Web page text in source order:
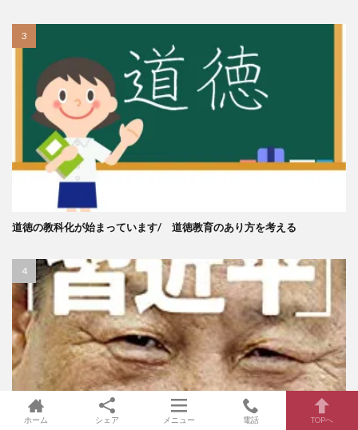
道徳の教科化が始まっています/ 道徳教育のあり方を考える
ホーム シェア メニュー 電話 TOPへ